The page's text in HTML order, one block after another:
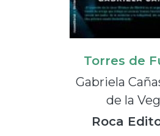
Torres de
Gabriela
de la
Roca